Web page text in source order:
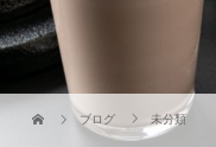
ブログ 未分類